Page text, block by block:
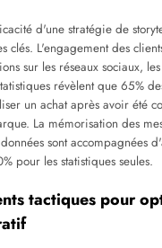
d'une stratégie de
clés. L'engagement des
sur les réseaux sociaux,
révèlent que 65%
un achat après avoir été
La mémorisation des
sont accompagnées
pour les statistiques seules.
tactiques pour